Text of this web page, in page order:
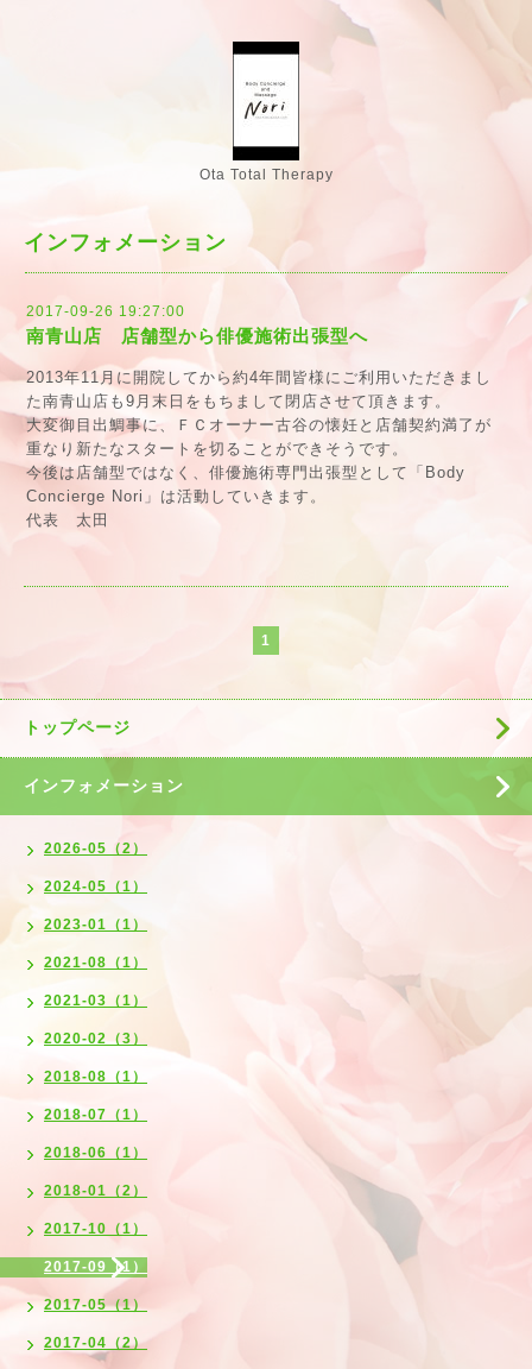
Ota Total Therapy
インフォメーション
2017-09-26 19:27:00
南青山店 店舗型から俳優施術出張型へ
2013年11月に開院してから約4年間皆様にご利用いただきまし
た南青山店も9月末日をもちまして閉店させて頂きます。
大変御目出鯛事に、ＦＣオーナー古谷の懐妊と店舗契約満了が
重なり新たなスタートを切ることができそうです。
今後は店舗型ではなく、俳優施術専門出張型として「Body
Concierge Nori」は活動していきます。
代表 太田
1
トップページ
インフォメーション
2026-05（2）
2024-05（1）
2023-01（1）
2021-08（1）
2021-03（1）
2020-02（3）
2018-08（1）
2018-07（1）
2018-06（1）
2018-01（2）
2017-10（1）
2017-09（1）
2017-05（1）
2017-04（2）